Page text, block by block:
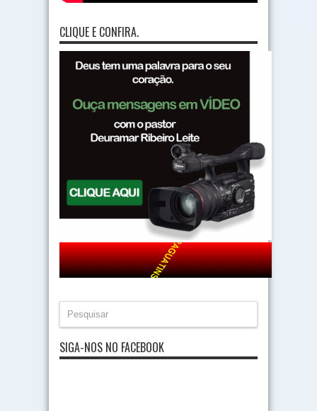
CLIQUE E CONFIRA.
SIGA-NOS NO FACEBOOK